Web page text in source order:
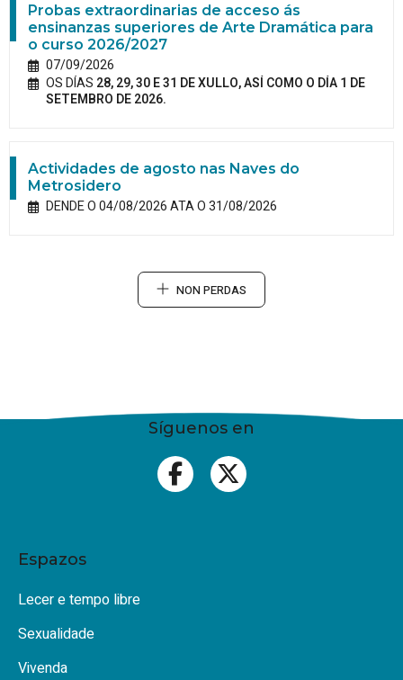
Probas extraordinarias de acceso ás
ensinanzas superiores de Arte Dramática para
o curso 2026/2027
07/09/2026
OS DÍAS 28, 29, 30 E 31 DE XULLO, ASÍ COMO O DÍA 1 DE
SETEMBRO DE 2026.
Actividades de agosto nas Naves do
Metrosidero
DENDE O 04/08/2026 ATA O 31/08/2026
NON PERDAS
Síguenos en
Espazos
Lecer e tempo libre
Sexualidade
Vivenda